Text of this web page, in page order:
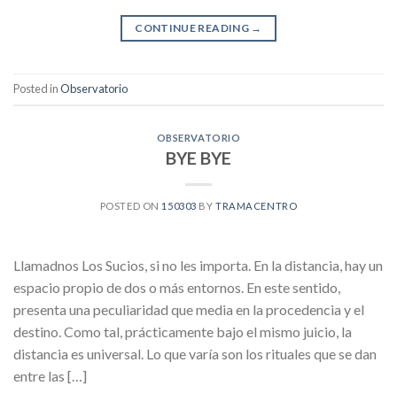
CONTINUE READING →
Posted inObservatorio
OBSERVATORIO
BYE BYE
POSTED ON 150303 BYTRAMACENTRO
Llamadnos Los Sucios, si no les importa. En la distancia, hay un
espacio propio de dos o más entornos. En este sentido,
presenta una peculiaridad que media en la procedencia y el
destino. Como tal, prácticamente bajo el mismo juicio, la
distancia es universal. Lo que varía son los rituales que se dan
entre las […]